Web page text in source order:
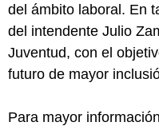
del ámbito laboral. En
del intendente Julio
Juventud, con el
futuro de mayor
Para mayor